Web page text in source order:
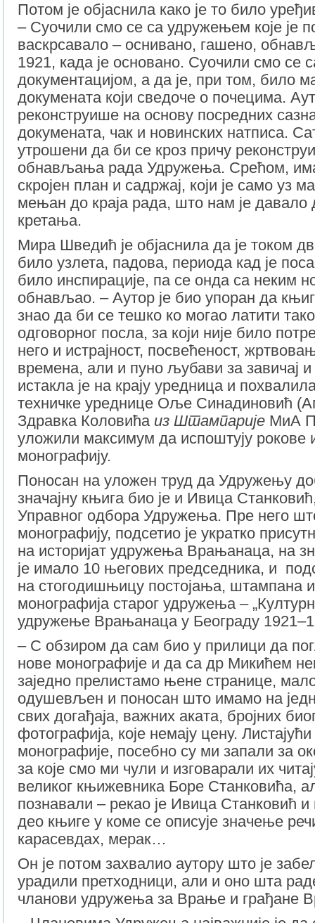
Потом је објаснила како је то било
– Суочили смо се са удружењем које је
васкрсавало – оснивано, гашено,
1921, када је основано. Суочили смо се
документацијом, а да је, при том, било
докумената који сведоче о почецима.
реконструише на основу посредних
докумената, чак и новинских натписа.
утрошени да би се кроз причу
обнављања рада Удружења. Срећом,
скројен план и садржај, који је само уз
мењан до краја рада, што нам је давало
кретања.
Мира Шведић је објаснила да је током
било узлета, падова, периода кад је
било инспирације, па се онда са неким
обнављао. – Аутор је био упоран да
знао да би се тешко ко могао латити
одговорног посла, за који није било
него и истрајност, посвећеност,
времена, али и пуно љубави за завичај
истакла је на крају уредница и
техничке уреднице Оље Синадиновић
Здравка Коловића из Штампарије МиА
уложили максимум да испоштују рокове
монографију.
Поносан на уложен труд да Удружењу
значајну књига био је и Ивица
Управног одбора Удружења. Пре него
монографију, подсетио је укратко
на историјат удружења Врањанаца, на
је имало 10 његових председника, и
на стогодишњицу постојања, штампана
монографија старог удружења –
удружење Врањанаца у Београду
– С обзиром да сам био у прилици да
нове монографије и да са др Микићем
заједно прелистамо њене странице,
одушевљен и поносан што имамо на
свих догађаја, важних аката, бројних
фотографија, које немају цену.
монографије, посебно су ми запали за
за које смо ми чули и изговарали их
великог књижевника Боре Станковића,
познавали – рекао је Ивица Станковић
део књиге у коме се описује значење
карасевдах, мерак…
Он је потом захвалио аутору што је
урадили претходници, али и оно шта
чланови удружења за Врање и грађане